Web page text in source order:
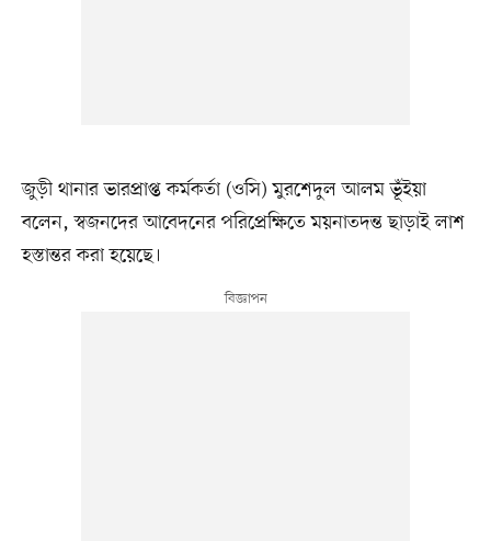
জুড়ী থানার ভারপ্রাপ্ত কর্মকর্তা (ওসি) মুরশেদুল আলম ভূঁইয়া
বলেন, স্বজনদের আবেদনের পরিপ্রেক্ষিতে ময়নাতদন্ত ছাড়াই লাশ
হস্তান্তর করা হয়েছে।